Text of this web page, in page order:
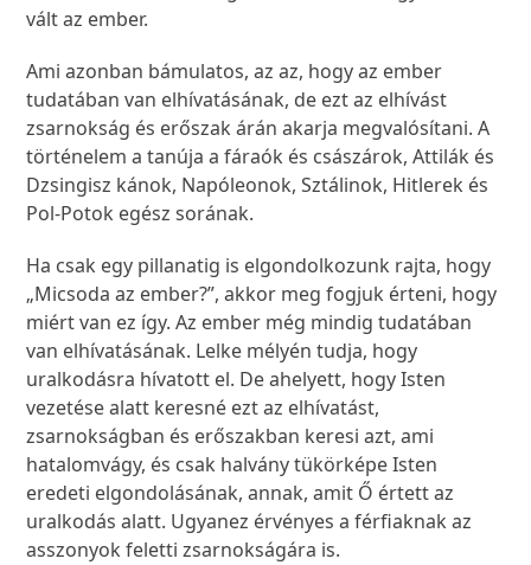
vált az ember.
Ami azonban bámulatos, az az, hogy az ember
tudatában van elhívatásának, de ezt az elhívást
zsarnokság és erőszak árán akarja megvalósítani. A
történelem a tanúja a fáraók és császárok, Attilák és
Dzsingisz kánok, Napóleonok, Sztálinok, Hitlerek és
Pol-Potok egész sorának.
Ha csak egy pillanatig is elgondolkozunk rajta, hogy
„Micsoda az ember?”, akkor meg fogjuk érteni, hogy
miért van ez így. Az ember még mindig tudatában
van elhívatásának. Lelke mélyén tudja, hogy
uralkodásra hívatott el. De ahelyett, hogy Isten
vezetése alatt keresné ezt az elhívatást,
zsarnokságban és erőszakban keresi azt, ami
hatalomvágy, és csak halvány tükörképe Isten
eredeti elgondolásának, annak, amit Ő értett az
uralkodás alatt. Ugyanez érvényes a férfiaknak az
asszonyok feletti zsarnokságára is.